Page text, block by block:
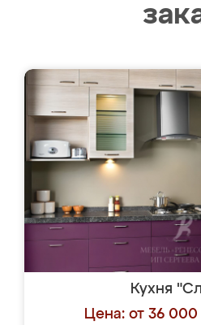
Кухня
Цена: от 36 000